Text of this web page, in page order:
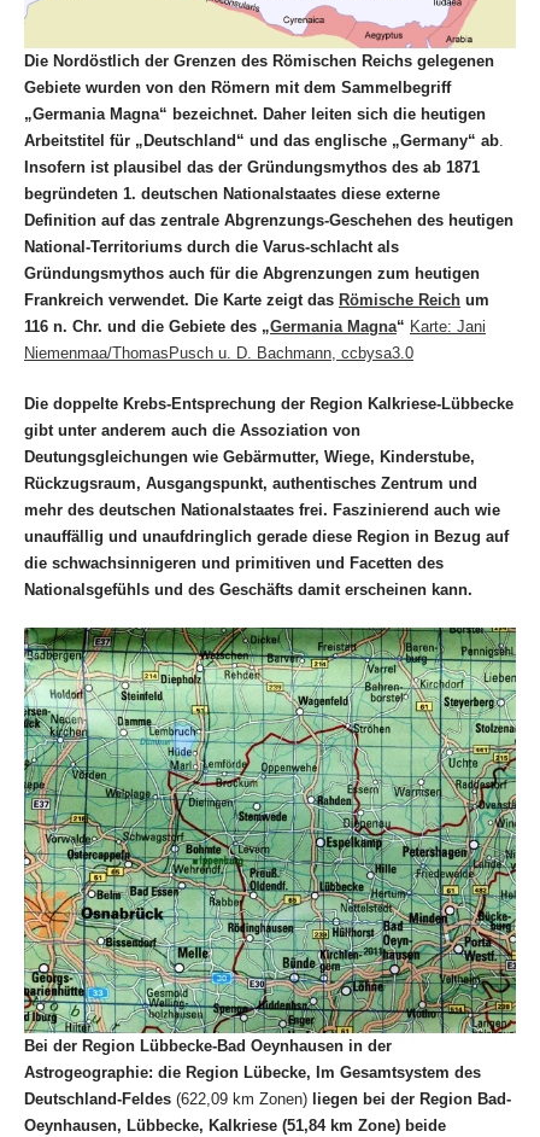
Die Nordöstlich der Grenzen des Römischen Reichs gelegenen
Gebiete wurden von den Römern mit dem Sammelbegriff
„Germania Magna“ bezeichnet. Daher leiten sich die heutigen
Arbeitstitel für „Deutschland“ und das englische „Germany“ ab
Insofern ist plausibel das der Gründungsmythos des ab 1871
begründeten 1. deutschen Nationalstaates diese externe
Definition auf das zentrale Abgrenzungs-Geschehen des heutigen
National-Territoriums durch die Varus-schlacht als
Gründungsmythos auch für die Abgrenzungen zum heutigen
Frankreich verwendet. Die Karte zeigt das Römische Reich um
116 n. Chr. und die Gebiete des „Germania Magna“ Karte: Jani
Niemenmaa/ThomasPusch u. D. Bachmann, ccbysa3.0
Die doppelte Krebs-Entsprechung der Region Kalkriese-Lübbecke
gibt unter anderem auch die Assoziation von
Deutungsgleichungen wie Gebärmutter, Wiege, Kinderstube,
Rückzugsraum, Ausgangspunkt, authentisches Zentrum und
mehr des deutschen Nationalstaates frei. Faszinierend auch wie
unauffällig und unaufdringlich gerade diese Region in Bezug auf
die schwachsinnigeren und primitiven und Facetten des
Nationalsgefühls und des Geschäfts damit erscheinen kann.
Bei der Region Lübbecke-Bad Oeynhausen in der
Astrogeographie: die Region Lübecke, Im Gesamtsystem des
Deutschland-Feldes (622,09 km Zonen) liegen bei der Region Bad-
Oeynhausen, Lübbecke, Kalkriese (51,84 km Zone) beide